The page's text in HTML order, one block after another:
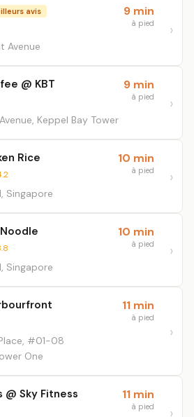
avis
Avenue
9 min
à pied
@ KBT
Keppel Bay Tower
9 min
à pied
Rice
Singapore
10 min
à pied
Singapore
10 min
à pied
#01-08
One
11 min
à pied
Sky Fitness 11 min
à pied